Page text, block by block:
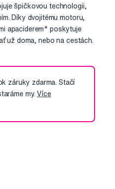
špičkovou technologii,
Díky dvojitému motoru,
apaciderem* poskytuje
už doma, nebo na cestách.
záruky zdarma. Stačí
my. Více